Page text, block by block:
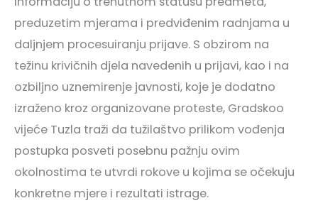
preduzetim mjerama i predviđenim radnjama u
daljnjem procesuiranju prijave. S obzirom na
težinu krivičnih djela navedenih u prijavi, kao i na
ozbiljno uznemirenje javnosti, koje je dodatno
izraženo kroz organizovane proteste, Gradskoo
vijeće Tuzla traži da tužilaštvo prilikom vođenja
postupka posveti posebnu pažnju ovim
okolnostima te utvrdi rokove u kojima se očekuju
konkretne mjere i rezultati istrage.